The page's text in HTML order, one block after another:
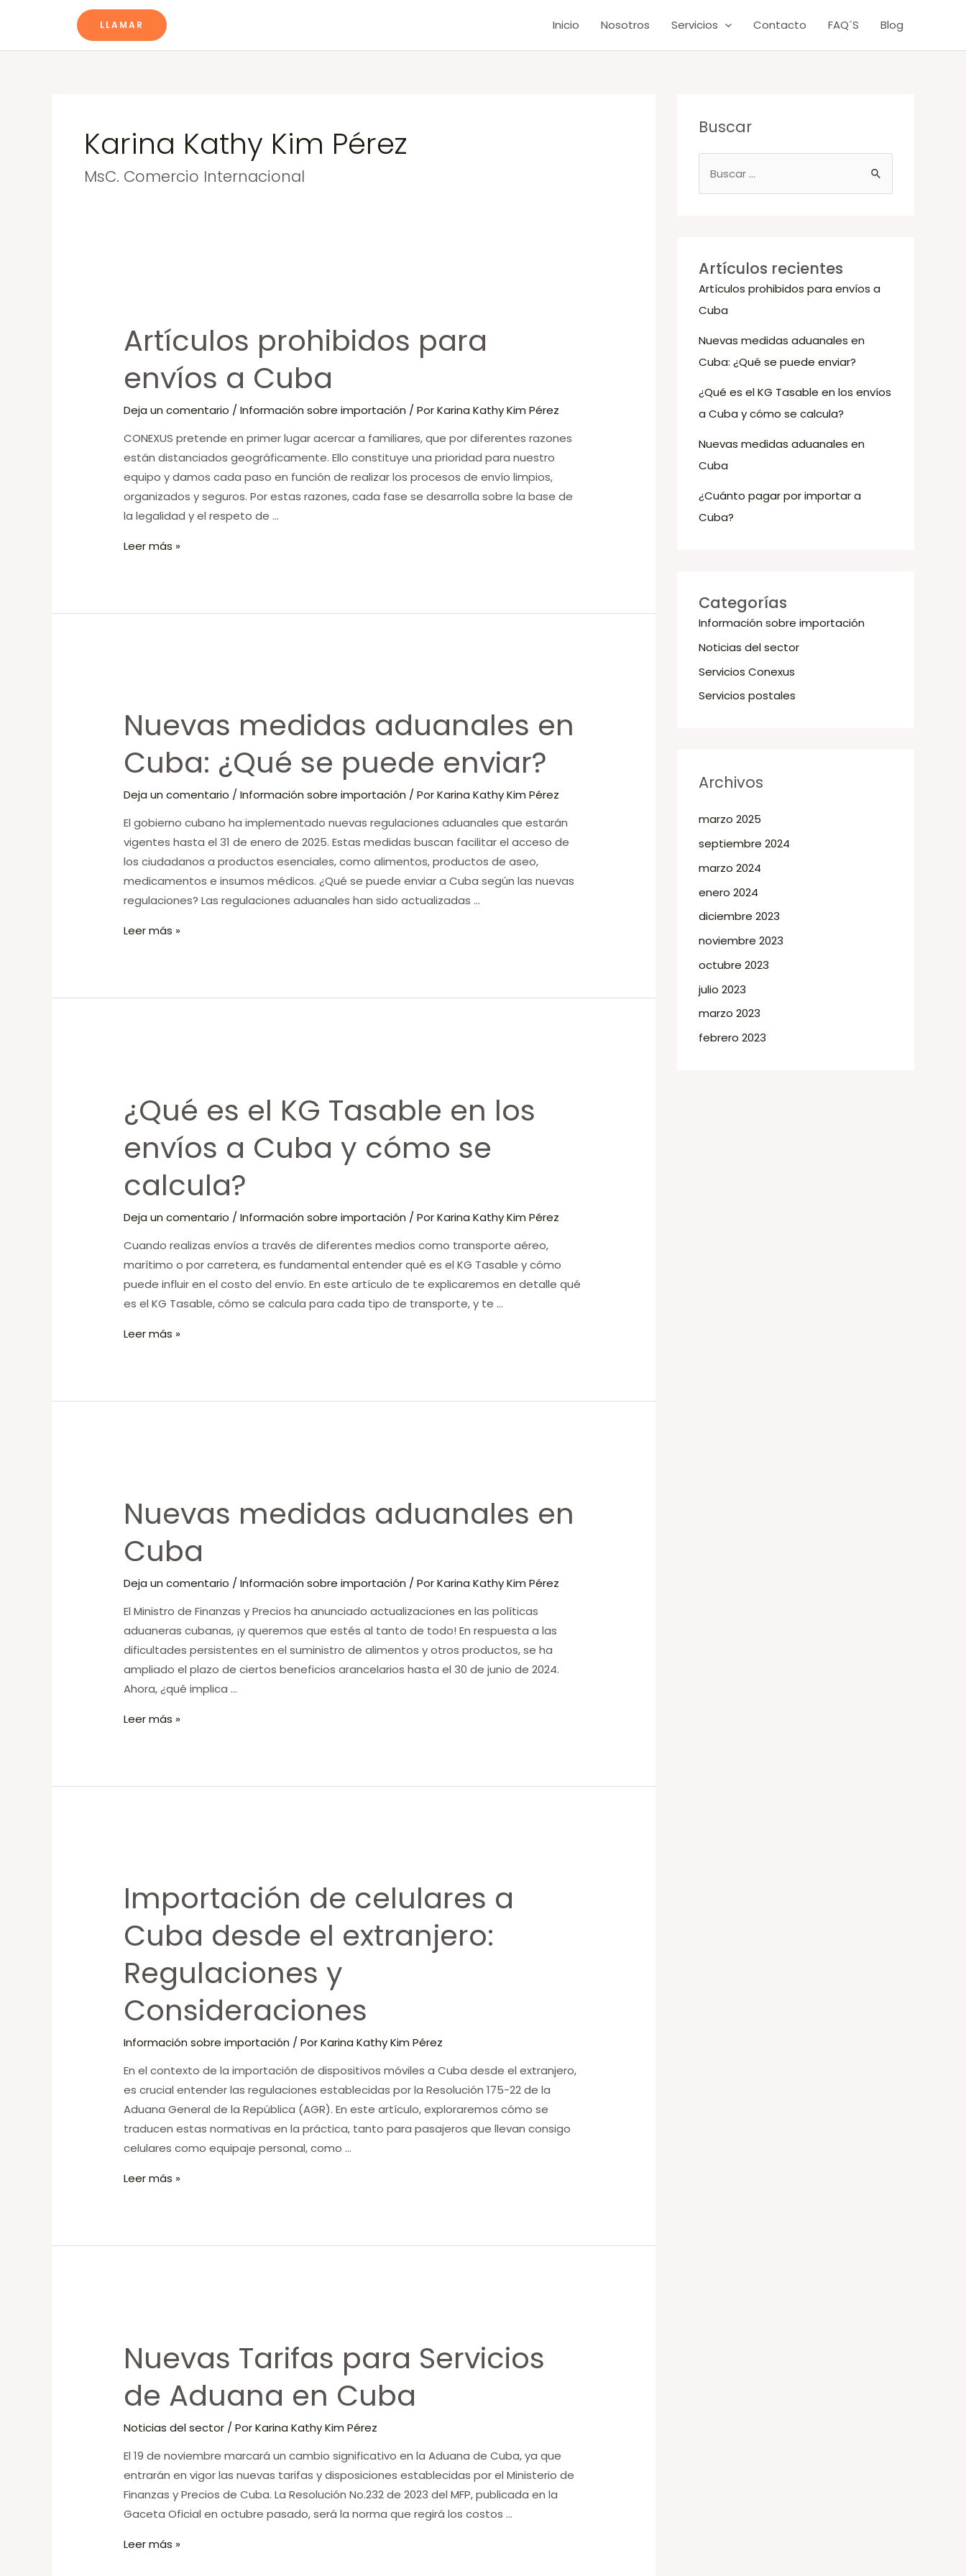
contenido
LLAMAR Inicio Nosotros Servicios Contacto FAQ´S Blog
Karina Kathy Kim Pérez
MsC. Comercio Internacional
Artículos prohibidos para
envíos a Cuba
Deja un comentario /Información sobre importación / PorKarina Kathy Kim Pérez
CONEXUS pretende en primer lugar acercar a familiares, que por diferentes razones
están distanciados geográficamente. Ello constituye una prioridad para nuestro
equipo y damos cada paso en función de realizar los procesos de envío limpios,
organizados y seguros. Por estas razones, cada fase se desarrolla sobre la base de
la legalidad y el respeto de …
para
envíos
a
Cuba
Leer más »
Nuevas medidas aduanales en
Cuba: ¿Qué se puede enviar?
Deja un comentario /Información sobre importación / PorKarina Kathy Kim Pérez
El gobierno cubano ha implementado nuevas regulaciones aduanales que estarán
vigentes hasta el 31 de enero de 2025. Estas medidas buscan facilitar el acceso de
los ciudadanos a productos esenciales, como alimentos, productos de aseo,
medicamentos e insumos médicos. ¿Qué se puede enviar a Cuba según las nuevas
regulaciones? Las regulaciones aduanales han sido actualizadas …
aduanales
en
Cuba:
¿Qué
se
puede
enviar?
Leer más »
¿Qué es el KG Tasable en los
envíos a Cuba y cómo se
calcula?
Deja un comentario /Información sobre importación / PorKarina Kathy Kim Pérez
Cuando realizas envíos a través de diferentes medios como transporte aéreo,
marítimo o por carretera, es fundamental entender qué es el KG Tasable y cómo
puede influir en el costo del envío. En este artículo de te explicaremos en detalle qué
es el KG Tasable, cómo se calcula para cada tipo de transporte, y te …
el
KG
Tasable
en
los
a
Cuba
y
cómo
se
Leer más »
Nuevas medidas aduanales en
Cuba
Deja un comentario /Información sobre importación / PorKarina Kathy Kim Pérez
El Ministro de Finanzas y Precios ha anunciado actualizaciones en las políticas
aduaneras cubanas, ¡y queremos que estés al tanto de todo! En respuesta a las
dificultades persistentes en el suministro de alimentos y otros productos, se ha
ampliado el plazo de ciertos beneficios arancelarios hasta el 30 de junio de 2024.
Ahora, ¿qué implica …
aduanales
en
Cuba
Leer más »
Importación de celulares a
Cuba desde el extranjero:
Regulaciones y
Consideraciones
Información sobre importación / PorKarina Kathy Kim Pérez
En el contexto de la importación de dispositivos móviles a Cuba desde el extranjero,
es crucial entender las regulaciones establecidas por la Resolución 175-22 de la
Aduana General de la República (AGR). En este artículo, exploraremos cómo se
traducen estas normativas en la práctica, tanto para pasajeros que llevan consigo
celulares como equipaje personal, como …
celulares
a
Cuba
desde
el
extranjero:
Regulaciones
Consideraciones
Leer más »
Nuevas Tarifas para Servicios
de Aduana en Cuba
Noticias del sector / PorKarina Kathy Kim Pérez
El 19 de noviembre marcará un cambio significativo en la Aduana de Cuba, ya que
entrarán en vigor las nuevas tarifas y disposiciones establecidas por el Ministerio de
Finanzas y Precios de Cuba. La Resolución No.232 de 2023 del MFP, publicada en la
Gaceta Oficial en octubre pasado, será la norma que regirá los costos …
para
Servicios
de
Aduana
en
Cuba
Leer más »
Navegación
de
entradas
Buscar
u
a
r
p
r
Artículos recientes
Artículos prohibidos para envíos a
Cuba
Nuevas medidas aduanales en
Cuba: ¿Qué se puede enviar?
¿Qué es el KG Tasable en los envíos
a Cuba y cómo se calcula?
Nuevas medidas aduanales en
Cuba
¿Cuánto pagar por importar a
Cuba?
Categorías
Información sobre importación
Noticias del sector
Servicios Conexus
Servicios postales
Archivos
marzo 2025
septiembre 2024
marzo 2024
enero 2024
diciembre 2023
noviembre 2023
octubre 2023
julio 2023
marzo 2023
febrero 2023